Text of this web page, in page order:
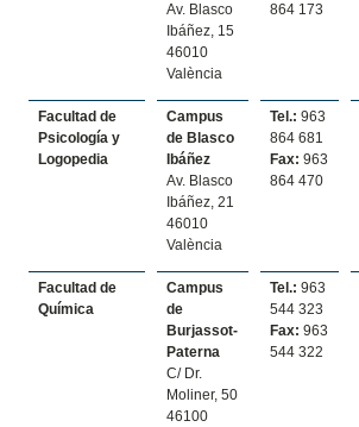
Av. Blasco
Ibáñez, 15
46010
València
864 173
Facultad de
Psicología y
Logopedia
Campus
de Blasco
Ibáñez
Av. Blasco
Ibáñez, 21
46010
València
Tel.: 963
864 681
Fax: 963
864 470
Facultad de
Química
Campus
de
Burjassot-
Paterna
C/ Dr.
Moliner, 50
46100
Tel.: 963
544 323
Fax: 963
544 322